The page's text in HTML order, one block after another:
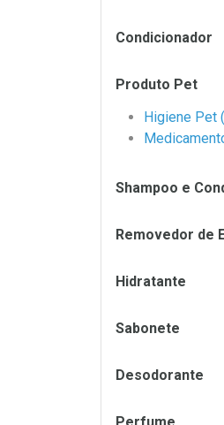
Condicionador
Produto Pet
Higiene Pet
Shampoo e
Removedor de
Hidratante
Sabonete
Desodorante